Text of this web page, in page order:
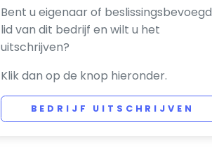
Bent u eigenaar of beslissingsbevoegd
lid van dit bedrijf en wilt u het
uitschrijven?
Klik dan op de knop hieronder.
BEDRIJF UITSCHRIJVEN